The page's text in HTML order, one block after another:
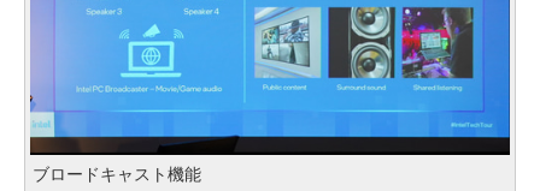
ブロードキャスト機能